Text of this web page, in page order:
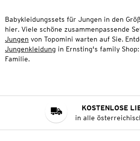
Babykleidungssets für Jungen in den
hier. Viele schöne zusammenpassende
Jungen von Topomini warten auf Sie.
Jungenkleidung in Ernsting's family
Familie.
KOSTENLOSE
in alle